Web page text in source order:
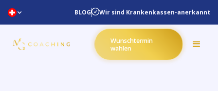
BLOG Wir sind Krankenkassen-anerkannt
Wunschtermin
wählen